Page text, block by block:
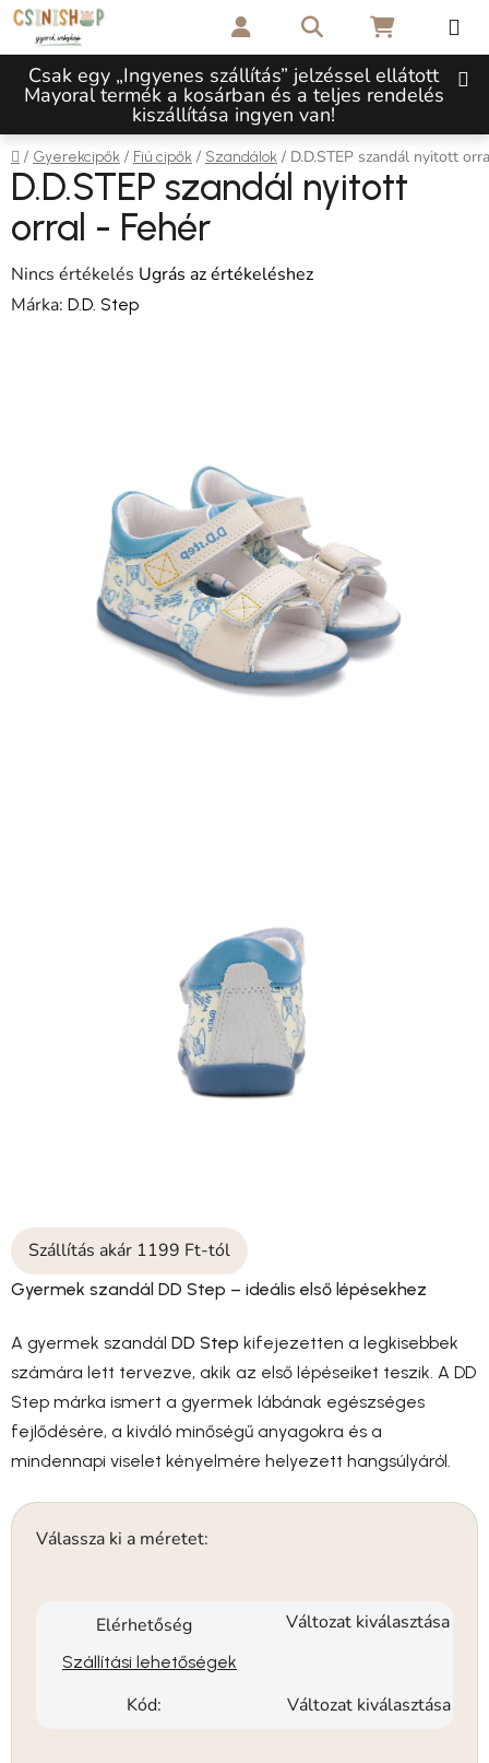
Ugrás a fő tartalomhoz
Csak egy „Ingyenes szállítás” jelzéssel ellátott
Mayoral termék a kosárban és a teljes rendelés
kiszállítása ingyen van!
KeresésKOSÁR
Kezdőlap
/ Gyerekcipők / Fiú cipők / Szandálok / D.D.STEP szandál nyitott
Szállítás akár 1199 Ft-tól
Gyermek szandál DD Step – ideális első lépésekhez
A gyermek szandál DD Step kifejezetten a legkisebbek
számára lett tervezve, akik az első lépéseiket teszik. A DD
Step márka ismert a gyermek lábának egészséges
fejlődésére, a kiváló minőségű anyagokra és a
mindennapi viselet kényelmére helyezett hangsúlyáról.
Válassza ki a méretet:
Elérhetőség Változat kiválasztása
Szállítási lehetőségek
Kód: Változat kiválasztása
D.D.STEP szandál nyitott
orral - Fehér
A termék átlagos értékelése 5-ből 0,0 csillag.
Nincs értékelés Ugrás az értékeléshez
Márka: D.D. Step